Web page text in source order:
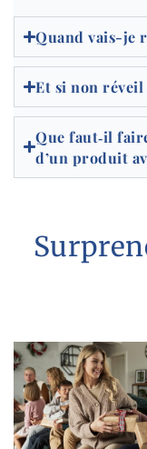
Quand vais-je
Et si non réveil
Que faut‑il
d’un produit